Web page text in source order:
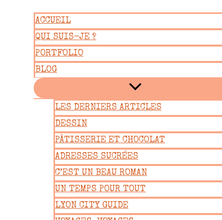
contenu
ACCUEIL
QUI SUIS-JE ?
PORTFOLIO
BLOG
LES DERNIERS ARTICLES
DESSIN
PÂTISSERIE ET CHOCOLAT
ADRESSES SUCRÉES
C’EST UN BEAU ROMAN
UN TEMPS POUR TOUT
LYON CITY GUIDE